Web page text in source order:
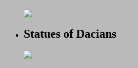
Statues of Dacians